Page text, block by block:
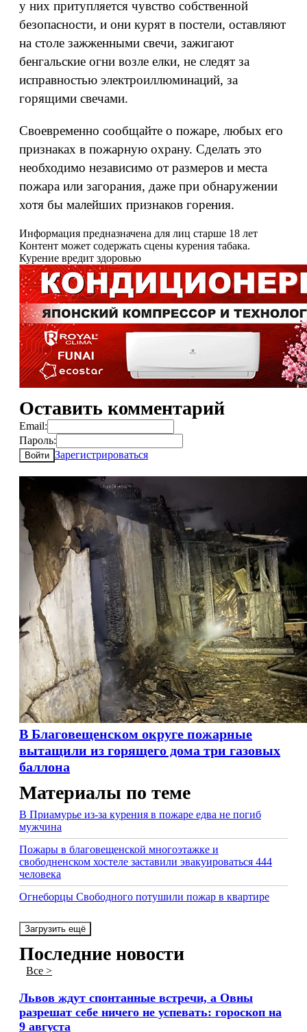
у них притупляется чувство собственной
безопасности, и они курят в постели, оставляют
на столе зажженными свечи, зажигают
бенгальские огни возле елки, не следят за
исправностью электроиллюминаций, за
горящими свечами.
Своевременно сообщайте о пожаре, любых его
признаках в пожарную охрану. Сделать это
необходимо независимо от размеров и места
пожара или загорания, даже при обнаружении
хотя бы малейших признаков горения.
Информация предназначена для лиц старше 18 лет
Контент может содержать сцены курения табака.
Курение вредит здоровью
Оставить комментарий
Email:
Пароль:
Войти Зарегистрироваться
В Благовещенском округе пожарные
вытащили из горящего дома три газовых
баллона
Материалы по теме
В Приамурье из-за курения в пожаре едва не погиб
мужчина
Пожары в благовещенской многоэтажке и
свободненском хостеле заставили эвакуироваться 444
человека
Огнеборцы Свободного потушили пожар в квартире
Загрузить ещё
Последние новости
Все >
Львов ждут спонтанные встречи, а Овны
разрешат себе ничего не успевать: гороскоп на
9 августа